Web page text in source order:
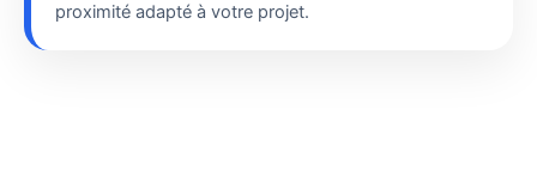
proximité adapté à votre projet.